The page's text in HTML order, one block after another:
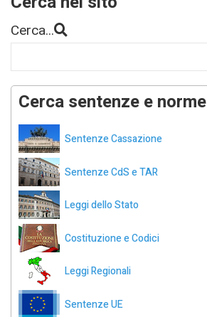
Cerca...
Cerca sentenze e norme
Sentenze Cassazione
Sentenze CdS e TAR
Leggi dello Stato
Costituzione e Codici
Leggi Regionali
Sentenze UE